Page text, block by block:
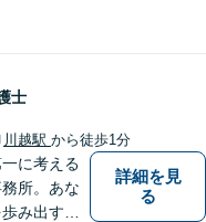
談くださ
士
川越駅 から徒歩1分
に考える
所。あな
み出すた
詳細を見
る